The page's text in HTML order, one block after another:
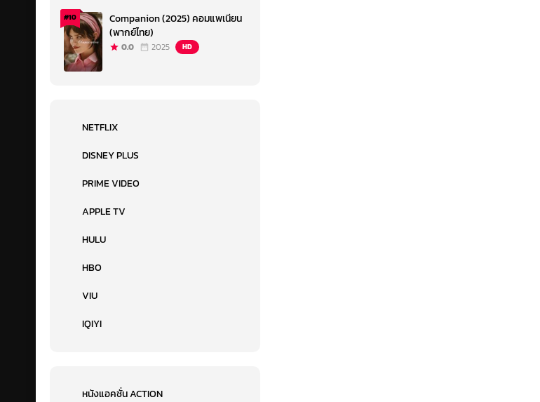
#10
Companion (2025) คอมแพเนียน
(พากย์ไทย)
0.0 2025 HD
NETFLIX
DISNEY PLUS
PRIME VIDEO
APPLE TV
HULU
HBO
VIU
IQIYI
หนังแอคชั่น ACTION